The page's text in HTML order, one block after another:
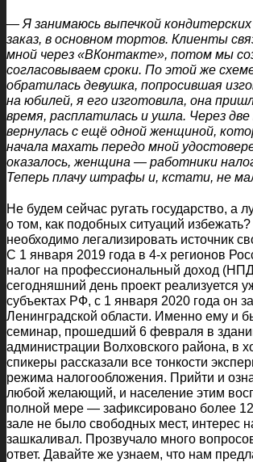
— Я занимаюсь выпечкой кондитерских
заказ, в основном тортов. Клиенты
мной через «ВКонтакте», потом мы
согласовываем сроки. По этой же
обратилась девушка, попросившая
на юбилей, я его изготовила, она
время, расплатилась и ушла. Через
вернулась с ещё одной женщиной,
начала махать передо мной
оказалось, женщина — работники
Теперь плачу штрафы и, кстати, не
Не будем сейчас ругать государство, а
о том, как подобных ситуаций
необходимо легализировать источник
С 1 января 2019 года в 4-х регионов
налог на профессиональный доход
сегодняшний день проект реализуется
субъектах РФ, с 1 января 2020 года он
Ленинградской области. Именно ему и
семинар, прошедший 6 февраля в
администрации Волховского района, в
спикеры рассказали все тонкости
режима налогообложения. Прийти и
любой желающий, и население этим
полной мере — зафиксировано более
зале не было свободных мест, интерес
зашкаливал. Прозвучало много
ответ. Давайте же узнаем, что нам